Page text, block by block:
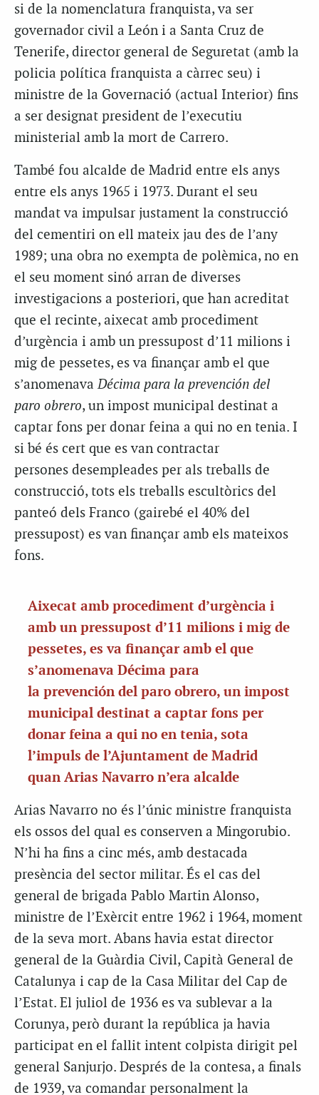
si de la nomenclatura franquista, va ser
governador civil a León i a Santa Cruz de
Tenerife, director general de Seguretat (amb la
policia política franquista a càrrec seu) i
ministre de la Governació (actual Interior) fins
a ser designat president de l’executiu
ministerial amb la mort de Carrero.
També fou alcalde de Madrid entre els anys
entre els anys 1965 i 1973. Durant el seu
mandat va impulsar justament la construcció
del cementiri on ell mateix jau des de l’any
1989; una obra no exempta de polèmica, no en
el seu moment sinó arran de diverses
investigacions a posteriori, que han acreditat
que el recinte, aixecat amb procediment
d’urgència i amb un pressupost d’11 milions i
mig de pessetes, es va finançar amb el que
s’anomenavaDécima para la prevención del
paro obrero, un impost municipal destinat a
captar fons per donar feina a qui no en tenia. I
si bé és cert que es van contractar
persones desempleades per als treballs de
construcció, tots els treballs escultòrics del
panteó dels Franco (gairebé el 40% del
pressupost) es van finançar amb els mateixos
fons.
Aixecat amb procediment d’urgència i
amb un pressupost d’11 milions i mig de
pessetes, es va finançar amb el que
s’anomenava Décima para
la prevención del paro obrero, un impost
municipal destinat a captar fons per
donar feina a qui no en tenia, sota
l’impuls de l’Ajuntament de Madrid
quan Arias Navarro n’era alcalde
Arias Navarro no és l’únic ministre franquista
els ossos del qual es conserven a Mingorubio.
N’hi ha fins a cinc més, amb destacada
presència del sector militar. És el cas del
general de brigada Pablo Martin Alonso,
ministre de l’Exèrcit entre 1962 i 1964, moment
de la seva mort. Abans havia estat director
general de la Guàrdia Civil, Capità General de
Catalunya i cap de la Casa Militar del Cap de
l’Estat. El juliol de 1936 es va sublevar a la
Corunya, però durant la república ja havia
participat en el fallit intent colpista dirigit pel
general Sanjurjo. Després de la contesa, a finals
de 1939, va comandar personalment la